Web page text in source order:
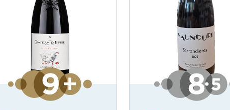
Alle goed scorende week-aanbiedingen, de wijnevent kalender en
wekelijks tientallen nieuw geproefde wijnen! Met informatie en tips
over de beste wijnen op de Nederlandse schappen.